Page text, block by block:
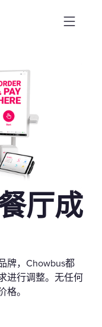
厅成
牌，Chowbus都
进行调整。无任何
。